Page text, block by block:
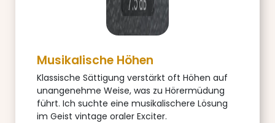
Musikalische Höhen
Klassische Sättigung verstärkt oft Höhen auf
unangenehme Weise, was zu Hörermüdung
führt. Ich suchte eine musikalischere Lösung
im Geist vintage oraler Exciter.